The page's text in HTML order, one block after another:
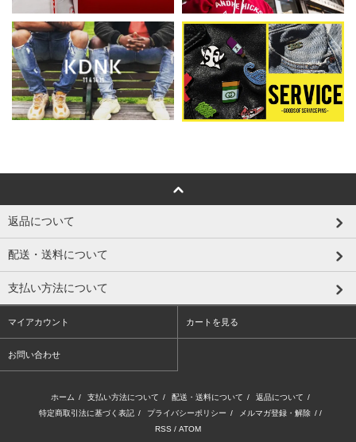
返品について
配送・送料について
支払い方法について
マイアカウント カートを見る
お問い合わせ
ホーム / 支払い方法について / 配送・送料について / 返品について /
特定商取引法に基づく表記 / プライバシーポリシー / メルマガ登録・解除 / /
RSS / ATOM